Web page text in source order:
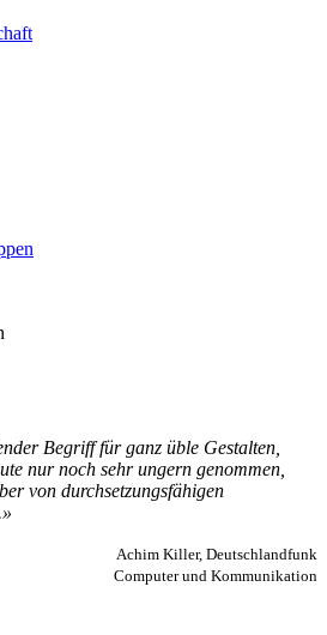
Begriff für ganz üble Gestalten,
nur noch sehr ungern genommen,
von durchsetzungsfähigen
Achim Killer, Deutschlandfunk
Computer und Kommunikation